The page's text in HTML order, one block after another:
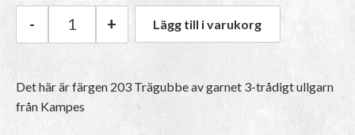
Kampes 3-trådigt ullgarn | 203 Trägubbe
- + Lägg till i varukorg
Det här är färgen 203 Trägubbe av garnet 3-trådigt ullgarn
från Kampes